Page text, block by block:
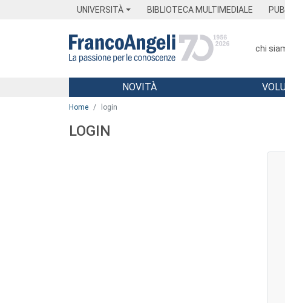
UNIVERSITÀ BIBLIOTECA MULTIMEDIALE
chi
Menu
NOVITÀ
Home login
LOGIN